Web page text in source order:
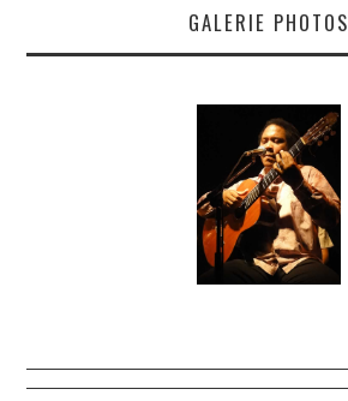
GALERIE PHOTOS